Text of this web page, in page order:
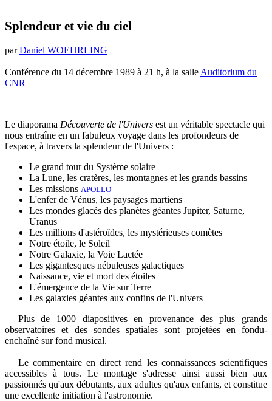
Splendeur et vie du ciel
parDaniel WOEHRLING
Conférence du 14 décembre 1989 à 21 h, à la salle Auditorium du
CNR
Le diaporama Découverte de l'Univers est un véritable spectacle qui
nous entraîne en un fabuleux voyage dans les profondeurs de
l'espace, à travers la splendeur de l'Univers :
Le grand tour du Système solaire
La Lune, les cratères, les montagnes et les grands bassins
Les missions APOLLO
L'enfer de Vénus, les paysages martiens
Les mondes glacés des planètes géantes Jupiter, Saturne,
Uranus
Les millions d'astéroïdes, les mystérieuses comètes
Notre étoile, le Soleil
Notre Galaxie, la Voie Lactée
Les gigantesques nébuleuses galactiques
Naissance, vie et mort des étoiles
L'émergence de la Vie sur Terre
Les galaxies géantes aux confins de l'Univers
Plus de 1000 diapositives en provenance des plus grands
observatoires et des sondes spatiales sont projetées en fondu-
enchaîné sur fond musical.
Le commentaire en direct rend les connaissances scientifiques
accessibles à tous. Le montage s'adresse ainsi aussi bien aux
passionnés qu'aux débutants, aux adultes qu'aux enfants, et constitue
une excellente initiation à l'astronomie.